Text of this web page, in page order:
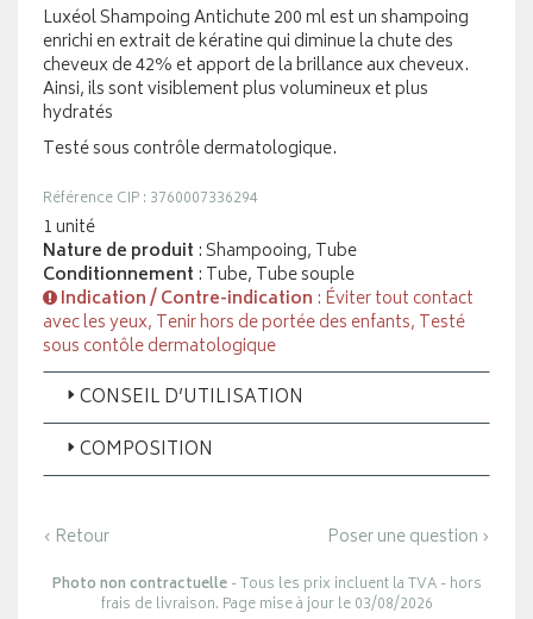
Luxéol Shampoing Antichute 200 ml est un shampoing
enrichi en extrait de kératine qui diminue la chute des
cheveux de 42% et apport de la brillance aux cheveux.
Ainsi, ils sont visiblement plus volumineux et plus
hydratés
Testé sous contrôle dermatologique.
Référence CIP : 3760007336294
1 unité
Nature de produit : Shampooing, Tube
Conditionnement : Tube, Tube souple
Indication / Contre-indication : Éviter tout contact
avec les yeux, Tenir hors de portée des enfants, Testé
sous contôle dermatologique
CONSEIL D’UTILISATION
COMPOSITION
‹ Retour Poser une question ›
Photo non contractuelle- Tous les prix incluent la TVA - hors
frais de livraison. Page mise à jour le 03/08/2026